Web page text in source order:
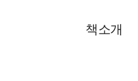
책소개